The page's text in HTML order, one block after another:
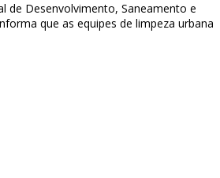
de Desenvolvimento, Saneamento e
que as equipes de limpeza urbana